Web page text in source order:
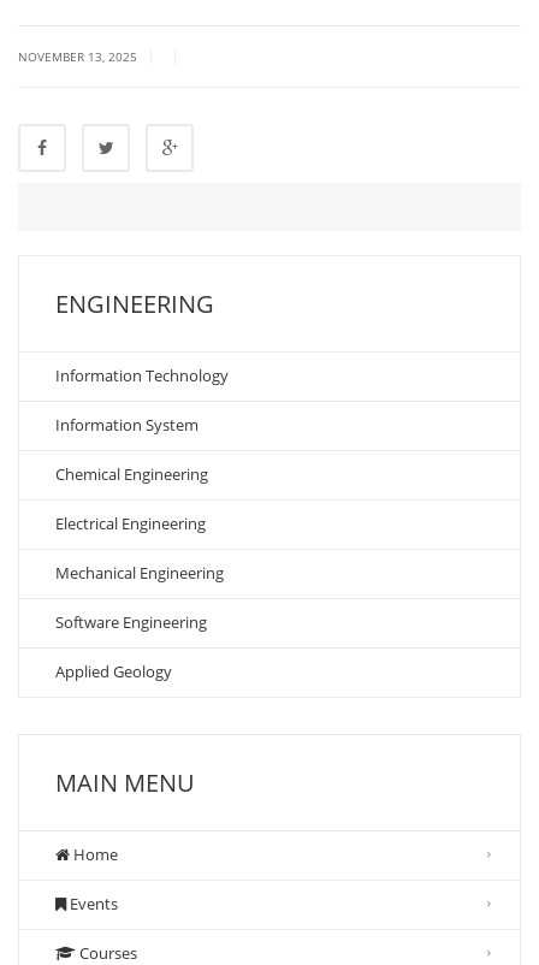
NOVEMBER 13, 2025
ENGINEERING
Information Technology
Information System
Chemical Engineering
Electrical Engineering
Mechanical Engineering
Software Engineering
Applied Geology
MAIN MENU
Home
Events
Courses